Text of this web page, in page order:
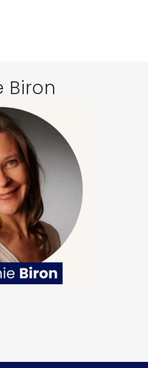
Biron